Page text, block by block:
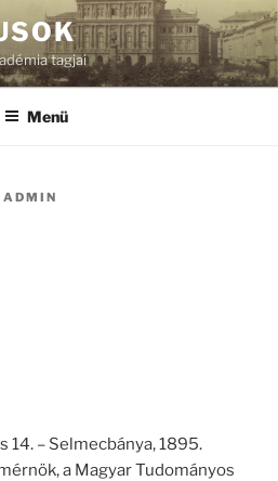
tagjai
Menü
ADMIN
14. – Selmecbánya, 1895.
a Magyar Tudományos